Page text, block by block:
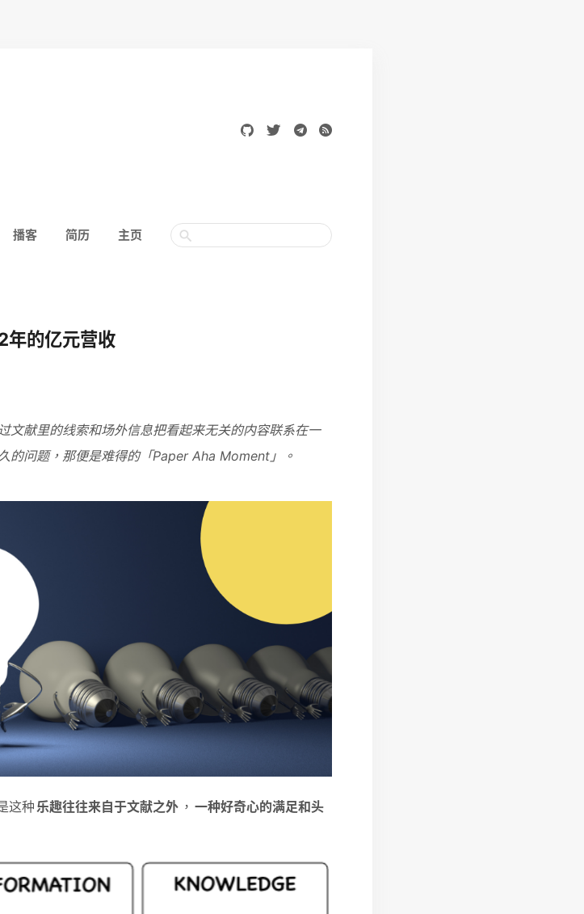
播客 简历 主页
的亿元营收
文献里的线索和场外信息把看起来无关的内容联系在一
的问题，那便是难得的「Paper Aha Moment」。
这种 乐趣往往来自于文献之外 ， 一种好奇心的满足和头